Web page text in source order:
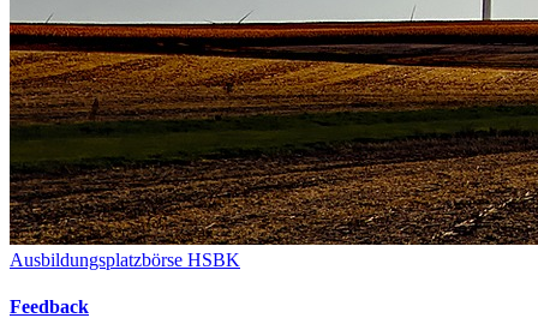
Ausbildungsplatzbörse HSBK
Feedback